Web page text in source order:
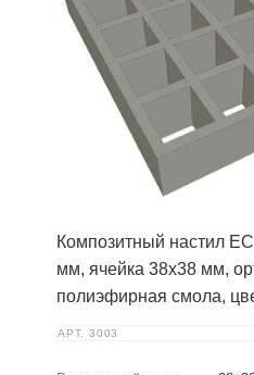
Композитный настил
мм, ячейка 38х38 мм,
полиэфирная смола,
АРТ. 3003